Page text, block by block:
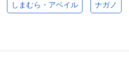
しまむら・アベイル ナガノ